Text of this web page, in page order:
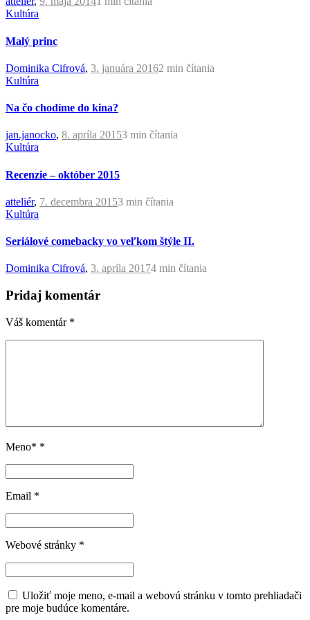
Kultúra
Malý princ
Dominika Cifrová, 3. januára 20162 min čítania
Kultúra
Na čo chodíme do kina?
jan.janocko, 8. apríla 20153 min čítania
Kultúra
Recenzie – október 2015
atteliér, 7. decembra 20153 min čítania
Kultúra
Seriálové comebacky vo veľkom štýle II.
Dominika Cifrová, 3. apríla 20174 min čítania
Pridaj komentár
Váš komentár *
Meno* *
Email *
Webové stránky *
Uložiť moje meno, e-mail a webovú stránku v tomto prehliadači
pre moje budúce komentáre.